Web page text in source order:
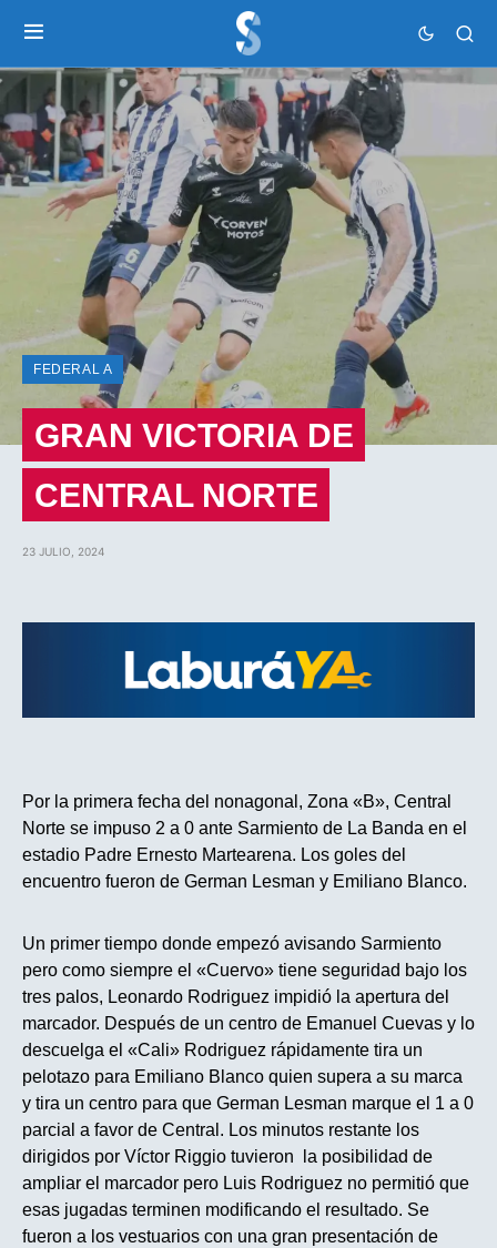
FEDERAL A
GRAN VICTORIA DE
CENTRAL NORTE
23 JULIO, 2024
Por la primera fecha del nonagonal, Zona «B», Central
Norte se impuso 2 a 0 ante Sarmiento de La Banda en el
estadio Padre Ernesto Martearena. Los goles del
encuentro fueron de German Lesman y Emiliano Blanco.
Un primer tiempo donde empezó avisando Sarmiento
pero como siempre el «Cuervo» tiene seguridad bajo los
tres palos, Leonardo Rodriguez impidió la apertura del
marcador. Después de un centro de Emanuel Cuevas y lo
descuelga el «Cali» Rodriguez rápidamente tira un
pelotazo para Emiliano Blanco quien supera a su marca
y tira un centro para que German Lesman marque el 1 a 0
parcial a favor de Central. Los minutos restante los
dirigidos por Víctor Riggio tuvieron la posibilidad de
ampliar el marcador pero Luis Rodriguez no permitió que
esas jugadas terminen modificando el resultado. Se
fueron a los vestuarios con una gran presentación de